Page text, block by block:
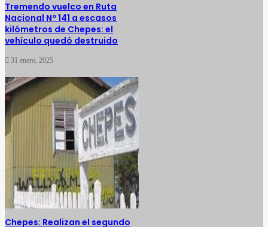
Tremendo vuelco en Ruta
Nacional Nº 141 a escasos
kilómetros de Chepes: el
vehículo quedó destruido
31 enero, 2025
Chepes: Realizan el segundo